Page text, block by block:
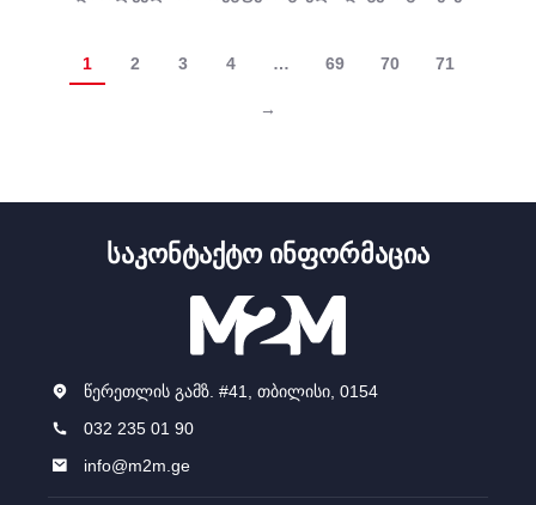
1 2 3 4 … 69 70 71
→
ᲡᲐᲙᲝᲜᲢᲐᲥᲢᲝ ᲘᲜᲤᲝᲠᲛᲐᲪᲘᲐ
წერეთლის გამზ. #41, თბილისი, 0154
032 235 01 90
info@m2m.ge